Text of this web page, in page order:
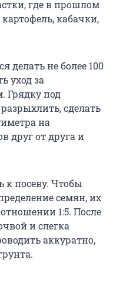
где в прошлом
кабачки,
делать не более 100
уход за
Грядку под
сделать
на
друг от друга и
к посеву. Чтобы
семян, их
1:5. После
и слегка
аккуратно,